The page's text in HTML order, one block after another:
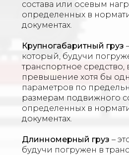
состава или осевым
определенных в
документах.
Крупногабаритный груз
который, будучи
транспортное средство,
превышение хотя бы
параметров по
размерам подвижного
определенных в
документах.
Длинномерный груз –
будучи погружен в